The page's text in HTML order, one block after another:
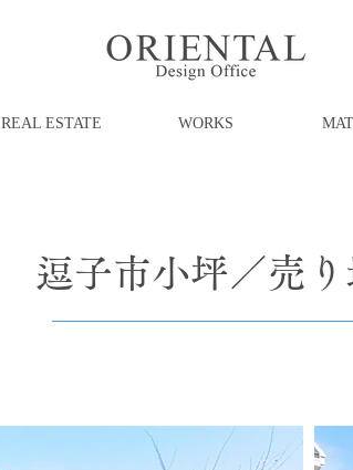
REAL ESTATE WORKS
逗子市小坪／売り